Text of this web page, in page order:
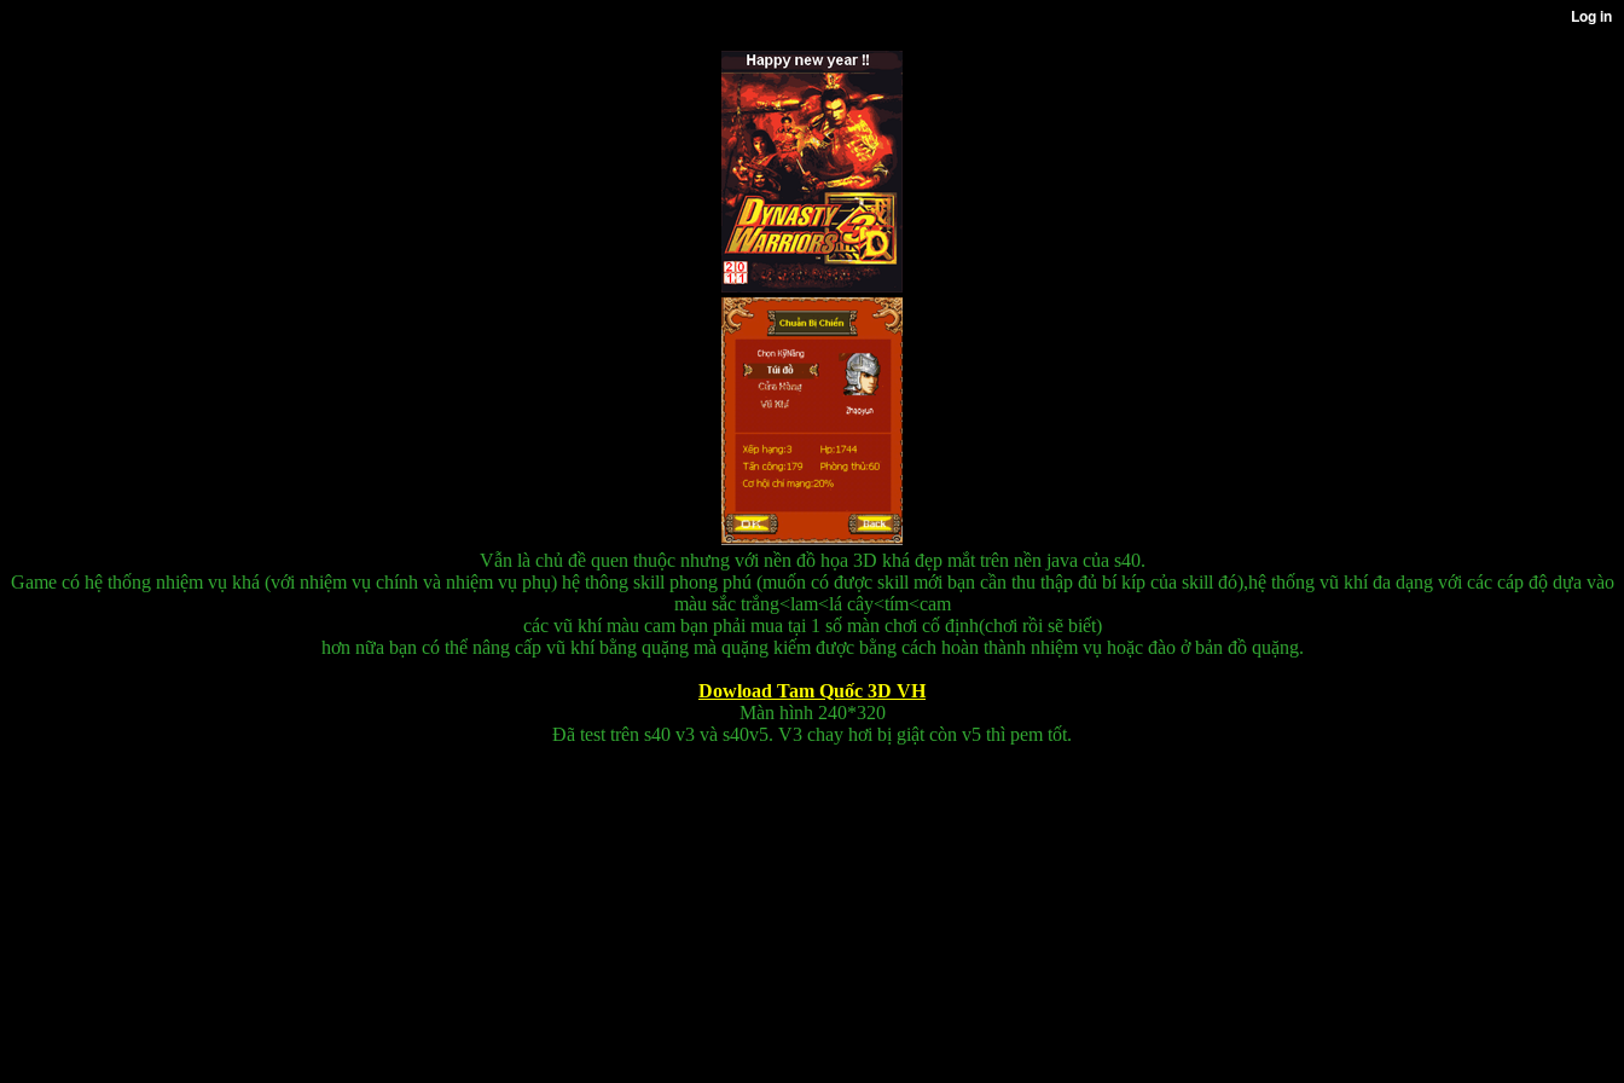
Vẫn là chủ đề quen thuộc nhưng với nền đồ họa 3D khá đẹp mắt trên nền java của s40.
Game có hệ thống nhiệm vụ khá (với nhiệm vụ chính và nhiệm vụ phụ) hệ thông skill phong phú (muốn có được skill mới bạn cần thu thập đủ bí kíp của skill đó),hệ thống vũ khí đa dạng với các cáp độ dựa vào
màu sắc trắng<lam<lá cây<tím<cam
các vũ khí màu cam bạn phải mua tại 1 số màn chơi cố định(chơi rồi sẽ biết)
hơn nữa bạn có thể nâng cấp vũ khí bằng quặng mà quặng kiếm được bằng cách hoàn thành nhiệm vụ hoặc đào ở bản đồ quặng.
Dowload Tam Quốc 3D VH
Màn hình 240*320
Đã test trên s40 v3 và s40v5. V3 chay hơi bị giật còn v5 thì pem tốt.